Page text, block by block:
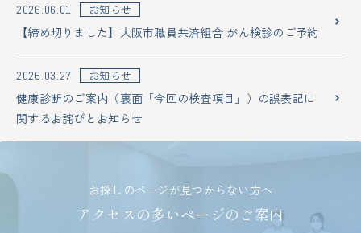
2026.06.01 お知らせ
【締め切りました】大阪市職員共済組合 がん検診のご予約
2026.03.27 お知らせ
健康診断のご案内（裏面「今回の検査項目」）の誤表記に
関するお詫びとお知らせ
お探しのページが見つからない方へ
アクセスの多いページのご案内